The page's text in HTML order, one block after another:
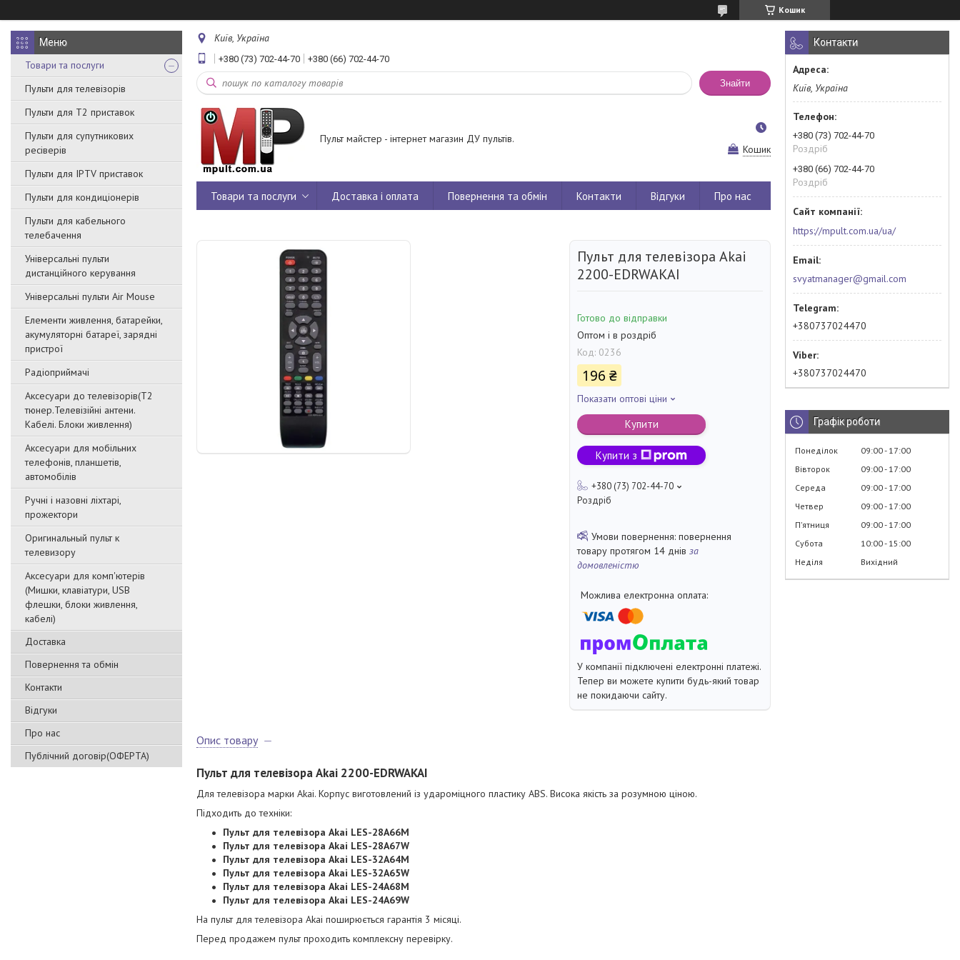
Кошик
Товари та послуги
Пульти для телевізорів
Пульти для Т2 приставок
Пульти для супутникових
ресіверів
Пульти для IPTV приставок
Пульти для кондиціонерів
Пульти для кабельного
телебачення
Універсальні пульти
дистанційного керування
Універсальні пульти Air Mouse
Елементи живлення, батарейки,
акумуляторні батареї, зарядні
пристрої
Радіоприймачі
Аксесуари до телевізорів(T2
тюнер.Телевізійні антени.
Кабелі. Блоки живлення)
Аксесуари для мобільних
телефонів, планшетів,
автомобілів
Ручні і назовні ліхтарі,
прожектори
Оригинальный пульт к
телевизору
Аксесуари для комп'ютерів
(Мишки, клавіатури, USB
флешки, блоки живлення,
кабелі)
Доставка
Повернення та обмін
Контакти
Відгуки
Про нас
Публічний договір(ОФЕРТА)
Київ, Україна
+380 (73) 702-44-70 +380 (66) 702-44-70
Знайти
Пульт майстер - інтернет магазин ДУ пультів.
Кошик
Товари та послуги Доставка і оплата Повернення та обмін Контакти Відгуки Про нас
Пульт для телевізора Akai
2200-EDRWAKAI
Готово до відправки
Оптом і в роздріб
Код: 0236
196 ₴
Показати оптові ціни
Купити
Купити з
+380 (73) 702-44-70
Роздріб
повернення
товару протягом 14 днів за
домовленістю
У компанії підключені електронні платежі.
Тепер ви можете купити будь-який товар
не покидаючи сайту.
Опис товару
Пульт для телевізора Akai 2200-EDRWAKAI
Для телевізора марки Akai. Корпус виготовлений із удароміцного пластику ABS. Висока якість за розумною ціною.
Підходить до техніки:
Пульт для телевізора Akai LES-28A66M
Пульт для телевізора Akai LES-28A67W
Пульт для телевізора Akai LES-32A64M
Пульт для телевізора Akai LES-32A65W
Пульт для телевізора Akai LES-24A68M
Пульт для телевізора Akai LES-24A69W
На пульт для телевізора Akai поширюється гарантія 3 місяці.
Перед продажем пульт проходить комплексну перевірку.
Контакти
Київ, Україна
+380 (73) 702-44-70
Роздріб
+380 (66) 702-44-70
Роздріб
https://mpult.com.ua/ua/
svyatmanager@gmail.com
+380737024470
+380737024470
Графік роботи
Понеділок 09:00 17:00
Вівторок
09:00 17:00
Середа
09:00 17:00
Четвер
09:00 17:00
Пʼятниця
09:00 17:00
Субота
10:00 15:00
Неділя
Вихідний